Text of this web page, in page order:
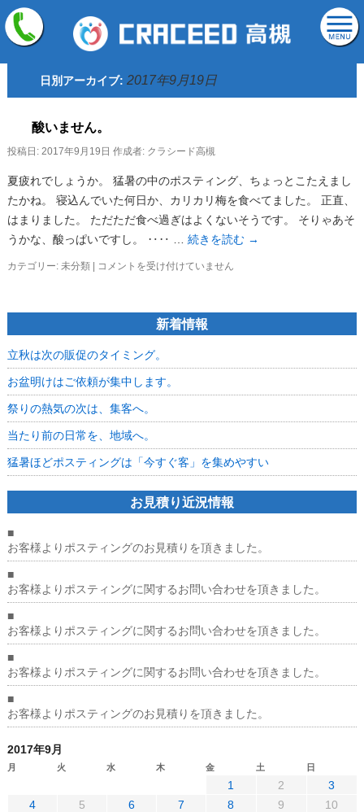
日別アーカイブ: 2017年9月19日
酸いません。
投稿日: 2017年9月19日 作成者: クラシード高槻
夏疲れでしょうか。 猛暑の中のポスティング、ちょっとこたえまし
たかね。 寝込んでいた何日か、カリカリ梅を食べてました。 正直、
はまりました。 ただただ食べ過ぎはよくないそうです。 そりゃあそ
うかな、酸っぱいですし。 ‥‥ … 続きを読む →
カテゴリー: 未分類 | 酸
は
コメントを受け付けていません
新着情報
立秋は次の販促のタイミング。
お盆明けはご依頼が集中します。
祭りの熱気の次は、集客へ。
当たり前の日常を、地域へ。
猛暑ほどポスティングは「今すぐ客」を集めやすい
お見積り近況情報
■
お客様よりポスティングのお見積りを頂きました。
■
お客様よりポスティングに関するお問い合わせを頂きました。
■
お客様よりポスティングに関するお問い合わせを頂きました。
■
お客様よりポスティングに関するお問い合わせを頂きました。
■
お客様よりポスティングのお見積りを頂きました。
2017年9月
月 火 水 木 金 土 日
1 2
3
4
5 6 7 8 9
10